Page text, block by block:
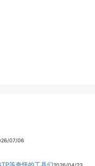
07/06